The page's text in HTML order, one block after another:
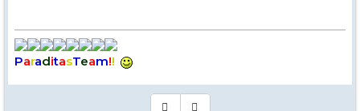
ParaditasTeam!!